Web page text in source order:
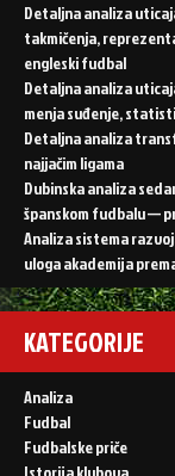
Detaljna analiza
takmičenja,
engleski fudbal
Detaljna analiza
menja suđenje,
Detaljna analiza
najjačim ligama
Dubinska analiza
španskom fudbalu —
Analiza sistema
uloga akademija
KATEGORIJE
Analiza
Fudbal
Fudbalske priče